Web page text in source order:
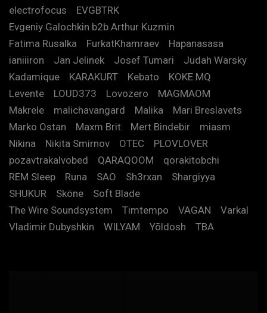
electrofocus
EVGBTRK
Evgeniy Galochkin b2b Arthur Kuzmin
Fatima Rusalka
FurkatKhamraev
Hapanasasa
ianiiiron
Jan Jelinek Josef Tumari
Judah Warsky
Kadamique
KARAKURT Kebato
KOKE.MQ
Levente
LOUD373 Lovozero
MAGMAOM
Makrele
malichavangard Malika
Mari Breslavets
Marko Ostan
Maxm Brit Mert Bindebir
miasm
Nikina
Nikita Smirnov OTEC
PLOVLOVER
pozavtrakalvobed
QARAQOOM
qorakitobchi
REM Sleep
Runa SAO Sh3rxan
Shargiyya
SHUKUR
Sköne
Soft Blade
The Wire Soundsystem
Timtempo VAGAN
Varkal
Vladimir Dubyshkin
WILYAM Yõldosh TBA